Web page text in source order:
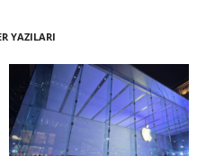
YAZILARI